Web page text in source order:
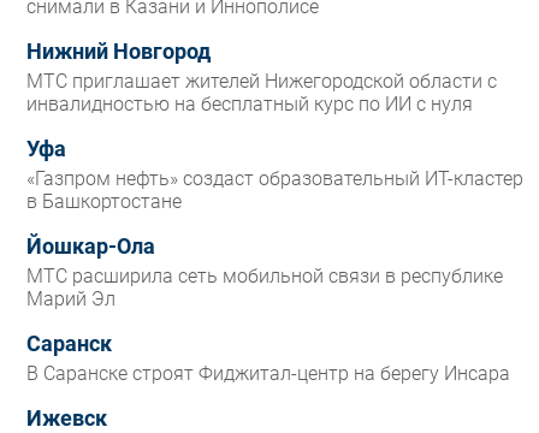
снимали в Казани и Иннополисе
Нижний Новгород
МТС приглашает жителей Нижегородской области с
инвалидностью на бесплатный курс по ИИ с нуля
Уфа
«Газпром нефть» создаст образовательный ИТ-кластер
в Башкортостане
Йошкар-Ола
МТС расширила сеть мобильной связи в республике
Марий Эл
Саранск
В Саранске строят Фиджитал-центр на берегу Инсара
Ижевск